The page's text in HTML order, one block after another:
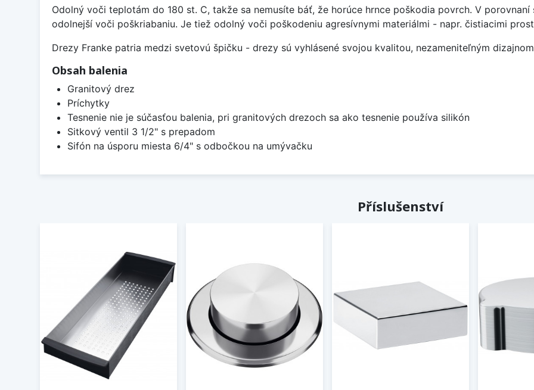
Odolný voči teplotám do 180 st. C, takže sa nemusíte báť, že horúce hrnce poškodia povrch. V
odolnejší voči poškriabaniu. Je tiež odolný voči poškodeniu agresívnymi materiálmi - napr. čistiacimi
Drezy Franke patria medzi svetovú špičku - drezy sú vyhlásené svojou kvalitou, nezameniteľným
Obsah balenia
Granitový drez
Príchytky
Tesnenie nie je súčasťou balenia, pri granitových drezoch sa ako tesnenie používa silikón
Sitkový ventil 3 1/2" s prepadom
Sifón na úsporu miesta 6/4" s odbočkou na umývačku
Příslušenství